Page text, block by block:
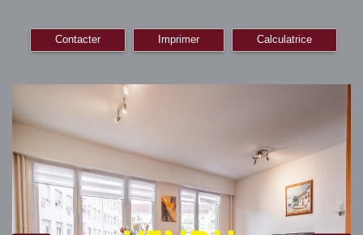
Contacter Imprimer Calculatrice